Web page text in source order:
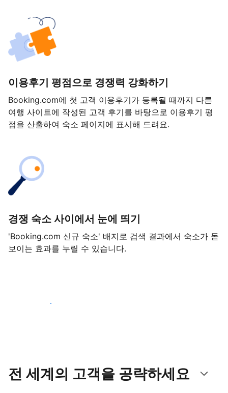
이용후기 평점으로 경쟁력 강화하기
Booking.com에 첫 고객 이용후기가 등록될 때까지 다른
여행 사이트에 작성된 고객 후기를 바탕으로 이용후기 평
점을 산출하여 숙소 페이지에 표시해 드려요.
경쟁 숙소 사이에서 눈에 띄기
'Booking.com 신규 숙소' 배지로 검색 결과에서 숙소가 돋
보이는 효과를 누릴 수 있습니다.
지금 등록 시작하기
전 세계의 고객을 공략하세요